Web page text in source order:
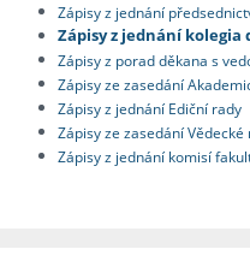
Zápisy z jednání
Zápisy z jednání kolegia
Zápisy z porad děkana s
Zápisy ze zasedání
Zápisy z jednání Ediční rady
Zápisy ze zasedání Vědecké
Zápisy z jednání komisí